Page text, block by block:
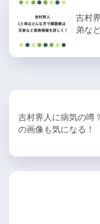
吉村
弟な
吉村界人に病気の噂
の画像も気になる！